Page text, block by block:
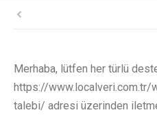
СТАНКИ
Merhaba, lütfen her türlü
https://
talebi/ adresi üzerinden